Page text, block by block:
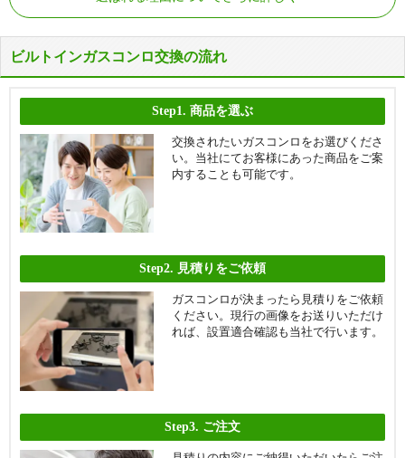
ビルトインガスコンロ交換の流れ
Step1. 商品を選ぶ
交換されたいガスコンロをお選びくださ
い。当社にてお客様にあった商品をご案
内することも可能です。
Step2. 見積りをご依頼
ガスコンロが決まったら見積りをご依頼
ください。現行の画像をお送りいただけ
れば、設置適合確認も当社で行います。
Step3. ご注文